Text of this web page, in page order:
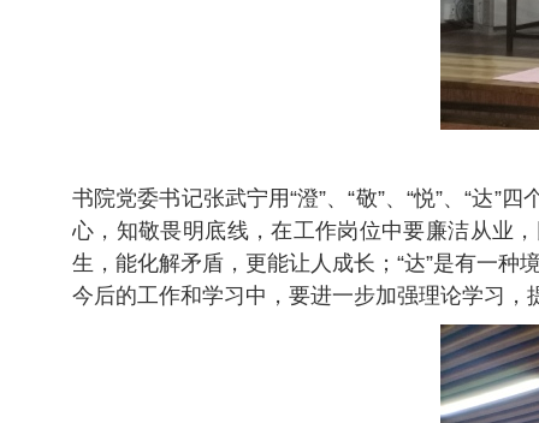
书院党委书记张武宁用“澄”、“敬”、“悦”、“达”
心，知敬畏明底线，在工作岗位中要廉洁从业
生，能化解矛盾，更能让人成长；“达”是有一种
今后的工作和学习中，要进一步加强理论学习